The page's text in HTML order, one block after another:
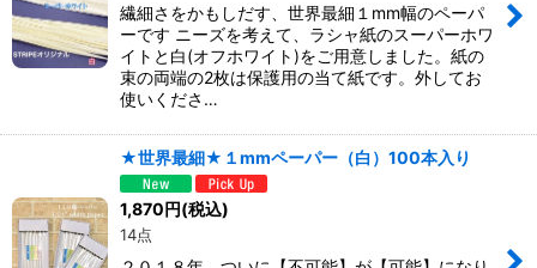
並び順:
絞り込む
繊細さをかもしだす、世界最細１mm幅のペーパ
ーです ニーズを考えて、ラシャ紙のスーパーホワ
イトと白(オフホワイト)をご用意しました。紙の
束の両端の2枚は保護用の当て紙です。外してお
使いくださ…
★世界最細★１mmペーパー（白）100本入り
1,870円(税込)
14点